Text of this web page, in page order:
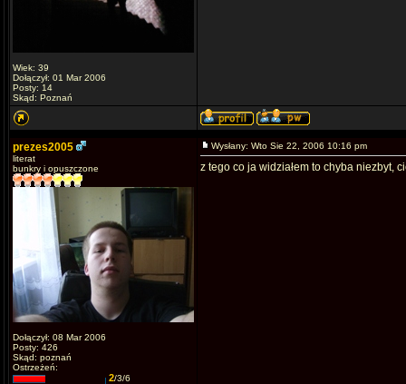
Wiek: 39
Dołączył: 01 Mar 2006
Posty: 14
Skąd: Poznań
prezes2005
literat
bunkry i opuszczone
Dołączył: 08 Mar 2006
Posty: 426
Skąd: poznań
Ostrzeżeń:
2/3/6
Wysłany: Wto Sie 22, 2006 10:16 pm
z tego co ja widziałem to chyba niezbyt,